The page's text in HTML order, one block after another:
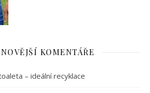
KOMENTÁŘE
– ideální recyklace